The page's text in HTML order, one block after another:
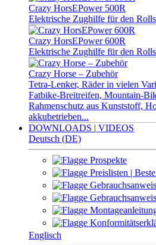
Crazy HorsEPower 500R
Elektrische Zughilfe für den
Crazy HorsEPower 600R
Elektrische Zughilfe für den
Crazy Horse – Zubehör
Tetra-Lenker, Räder in vielen
Fatbike-Breitreifen, Mountain-
Rahmenschutz aus Kunststoff,
akkubetrieben...
DOWNLOADS | VIDEOS
Deutsch (DE)
Prospekte
Preislisten |
Englisch